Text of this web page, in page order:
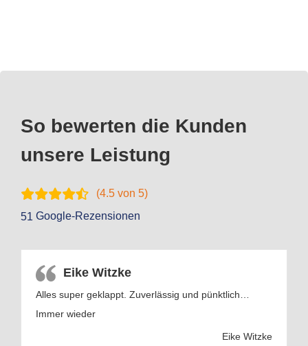
So bewerten die Kunden
unsere Leistung
(4.5 von 5)
51 Google-Rezensionen
Eike Witzke
Alles super geklappt. Zuverlässig und pünktlich…
Immer wieder
Eike Witzke